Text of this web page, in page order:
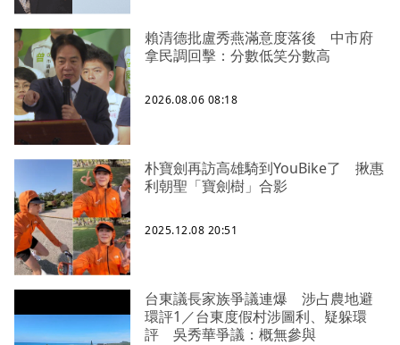
賴清德批盧秀燕滿意度落後 中市府
拿民調回擊：分數低笑分數高
2026.08.06 08:18
朴寶劍再訪高雄騎到YouBike了 揪惠
利朝聖「寶劍樹」合影
2025.12.08 20:51
台東議長家族爭議連爆 涉占農地避
環評1／台東度假村涉圖利、疑躲環
評 吳秀華爭議：概無參與